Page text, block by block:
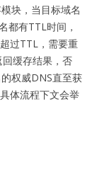
块，当目标域名
都有TTL时间，
过TTL，需要重
缓存结果，否
权威DNS直至获
体流程下文会举